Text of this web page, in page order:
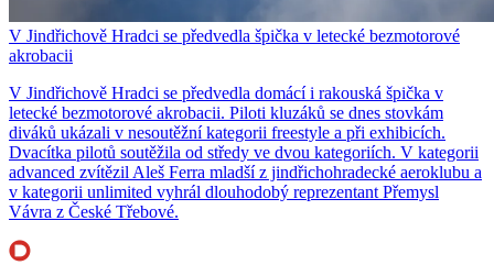
V Jindřichově Hradci se předvedla špička v letecké bezmotorové
akrobacii
V Jindřichově Hradci se předvedla domácí i rakouská špička v
letecké bezmotorové akrobacii. Piloti kluzáků se dnes stovkám
diváků ukázali v nesoutěžní kategorii freestyle a při exhibicích.
Dvacítka pilotů soutěžila od středy ve dvou kategoriích. V kategorii
advanced zvítězil Aleš Ferra mladší z jindřichohradecké aeroklubu a
v kategorii unlimited vyhrál dlouhodobý reprezentant Přemysl
Vávra z České Třebové.